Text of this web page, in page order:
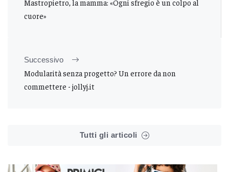
Mastropietro, la mamma: «Ogni sfregio è un colpo al
cuore»
Successivo
Modularità senza progetto? Un errore da non
commettere - jollyj.it
Tutti gli articoli